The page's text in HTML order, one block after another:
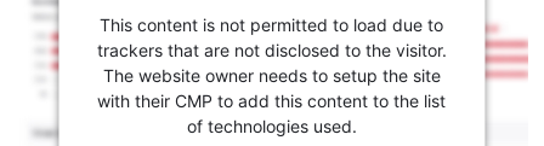
This content is not permitted to load due to
trackers that are not disclosed to the visitor.
The website owner needs to setup the site
with their CMP to add this content to the list
of technologies used.